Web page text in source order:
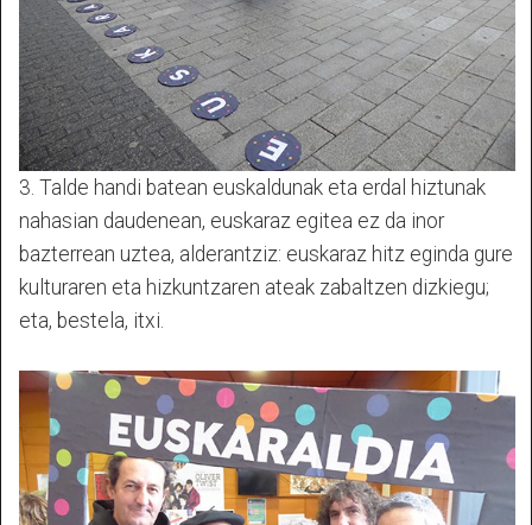
3. Talde handi batean euskaldunak eta erdal hiztunak
nahasian daudenean, euskaraz egitea ez da inor
bazterrean uztea, alderantziz: euskaraz hitz eginda gure
kulturaren eta hizkuntzaren ateak zabaltzen dizkiegu;
eta, bestela, itxi.